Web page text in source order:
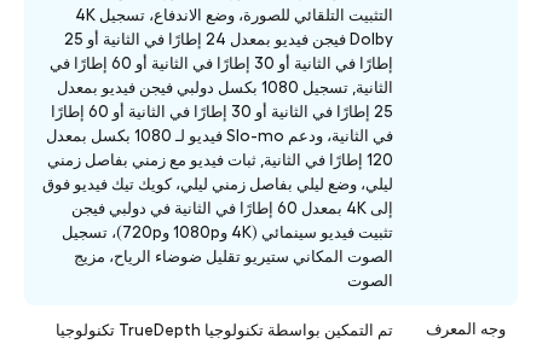
التثبيت التلقائي للصورة، وضع الاندفاع، تسجيل 4K
Dolby فيجن فيديو بمعدل 24 إطارًا في الثانية أو 25
إطارًا في الثانية أو 30 إطارًا في الثانية أو 60 إطارًا في
الثانية, تسجيل 1080 بكسل دولبي فيجن فيديو بمعدل
25 إطارًا في الثانية أو 30 إطارًا في الثانية أو 60 إطارًا
في الثانية، ودعم Slo-mo فيديو لـ 1080 بكسل بمعدل
120 إطارًا في الثانية, ثبات فيديو مع زمني بفاصل زمني
ليلي، وضع ليلي بفاصل زمني ليلي، كويك تيك فيديو فوق
إلى 4K بمعدل 60 إطارًا في الثانية في دولبي فيجن
تثبيت فيديو سينمائي (4K و1080p و720p)، تسجيل
الصوت المكاني ستيريو تقليل ضوضاء الرياح، مزيج
الصوت
وجه المعرف
تم التمكين بواسطة تكنولوجيا TrueDepth تكنولوجيا